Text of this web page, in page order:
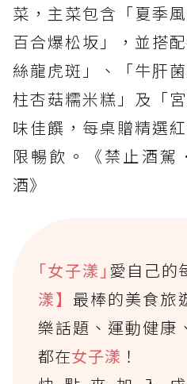
菜，主菜包含「夏季
百合爆松坂」，並搭
絲龍虎斑」、「牛肝
柱杏菇糯米糕」及「
味佳饌，每桌贈精選
限暢飲。《禁止酒駕
酒》
｢女子漾｣ 愛自己的
漾】最棒的美食旅
樂話題、運動健康
都在女子漾 ！